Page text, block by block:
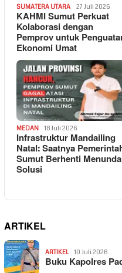
SUMATERA UTARA 27 Juli 2026
KAHMI Sumut Perkuat
Kolaborasi dengan
Pemprov untuk
Ekonomi Umat
MEDAN 18 Juli 2026
Infrastruktur Mandailing
Natal: Saatnya
Sumut Berhenti Menunda
Solusi
ARTIKEL
ARTIKEL 10 Juli 2026
Buku Kapolres